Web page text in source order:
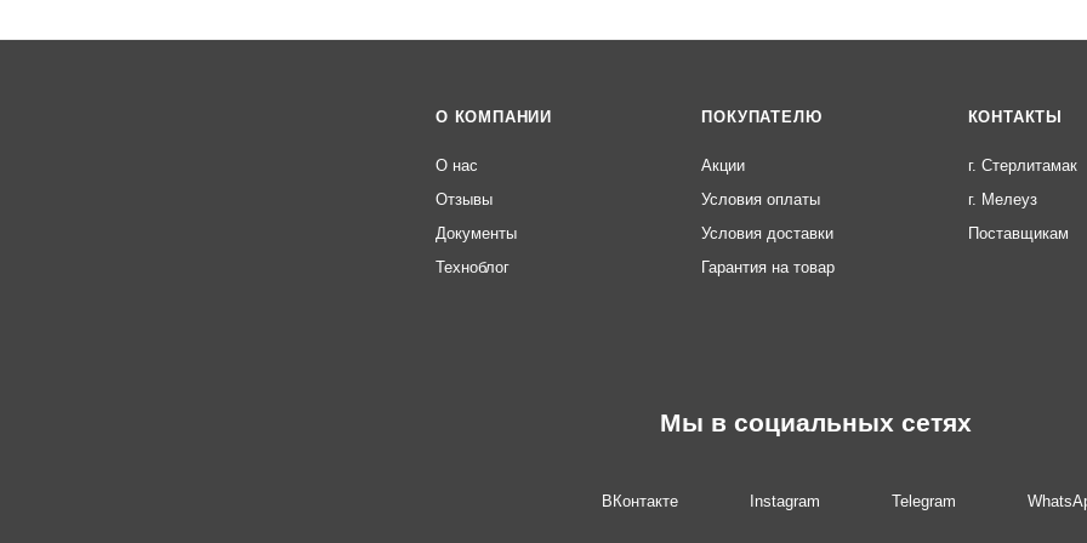
О КОМПАНИИ
О нас
Отзывы
Документы
Техноблог
ПОКУПАТЕЛЮ
Акции
Условия оплаты
Условия доставки
Гарантия на товар
КОНТАКТЫ
г. Стерлитамак
г. Мелеуз
Поставщикам
Мы в социальных сетях
ВКонтакте Instagram Telegram